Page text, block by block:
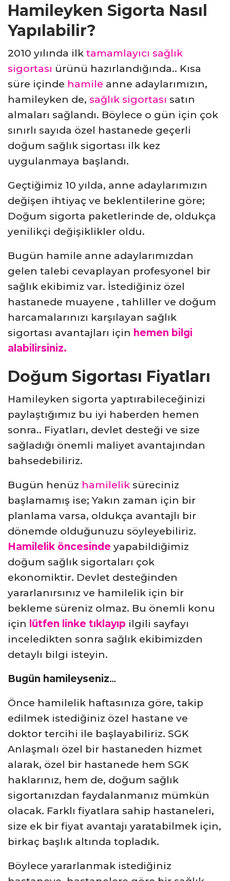
Hamileyken Sigorta Nasıl
Yapılabilir?
2010 yılında ilk tamamlayıcı sağlık
sigortası ürünü hazırlandığında.. Kısa
süre içinde hamile anne adaylarımızın,
hamileyken de, sağlık sigortası satın
almaları sağlandı. Böylece o gün için çok
sınırlı sayıda özel hastanede geçerli
doğum sağlık sigortası ilk kez
uygulanmaya başlandı.
Geçtiğimiz 10 yılda, anne adaylarımızın
değişen ihtiyaç ve beklentilerine göre;
Doğum sigorta paketlerinde de, oldukça
yenilikçi değişiklikler oldu.
Bugün hamile anne adaylarımızdan
gelen talebi cevaplayan profesyonel bir
sağlık ekibimiz var. İstediğiniz özel
hastanede muayene , tahliller ve doğum
harcamalarınızı karşılayan sağlık
sigortası avantajları için hemen bilgi
alabilirsiniz.
Doğum Sigortası Fiyatları
Hamileyken sigorta yaptırabileceğinizi
paylaştığımız bu iyi haberden hemen
sonra.. Fiyatları, devlet desteği ve size
sağladığı önemli maliyet avantajından
bahsedebiliriz.
Bugün henüz hamilelik süreciniz
başlamamış ise; Yakın zaman için bir
planlama varsa, oldukça avantajlı bir
dönemde olduğunuzu söyleyebiliriz.
Hamilelik öncesinde yapabildiğimiz
doğum sağlık sigortaları çok
ekonomiktir. Devlet desteğinden
yararlanırsınız ve hamilelik için bir
bekleme süreniz olmaz. Bu önemli konu
için lütfen linke tıklayıp ilgili sayfayı
inceledikten sonra sağlık ekibimizden
detaylı bilgi isteyin.
Bugün hamileyseniz…
Önce hamilelik haftasınıza göre, takip
edilmek istediğiniz özel hastane ve
doktor tercihi ile başlayabiliriz. SGK
Anlaşmalı özel bir hastaneden hizmet
alarak, özel bir hastanede hem SGK
haklarınız, hem de, doğum sağlık
sigortanızdan faydalanmanız mümkün
olacak. Farklı fiyatlara sahip hastaneleri,
size ek bir fiyat avantajı yaratabilmek için,
birkaç başlık altında topladık.
Böylece yararlanmak istediğiniz